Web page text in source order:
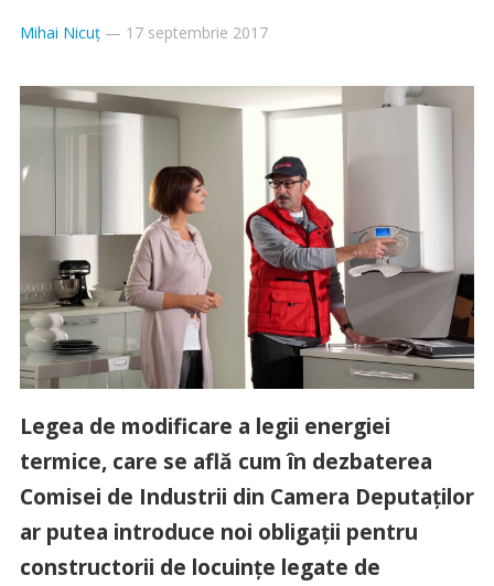
Mihai Nicuț— 17 septembrie 2017
Legea de modificare a legii energiei
termice, care se află cum în dezbaterea
Comisei de Industrii din Camera Deputaţilor
ar putea introduce noi obligaţii pentru
constructorii de locuinţe legate de